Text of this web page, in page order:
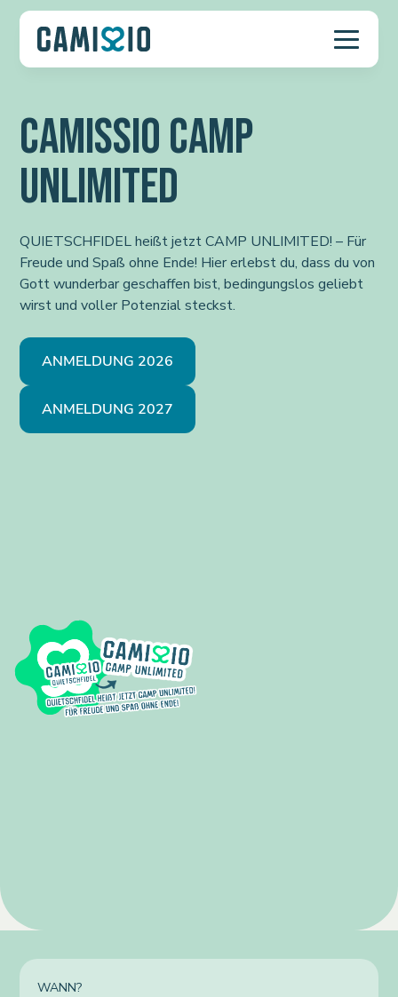
CAMISSIO CAMP
UNLIMITED
QUIETSCHFIDEL heißt jetzt CAMP UNLIMITED! – Für
Freude und Spaß ohne Ende! Hier erlebst du, dass du von
Gott wunderbar geschaffen bist, bedingungslos geliebt
wirst und voller Potenzial steckst.
ANMELDUNG 2026
ANMELDUNG 2027
WANN?